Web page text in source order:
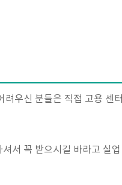
우신 분들은 직접 고용 센터
서 꼭 받으시길 바라고 실업